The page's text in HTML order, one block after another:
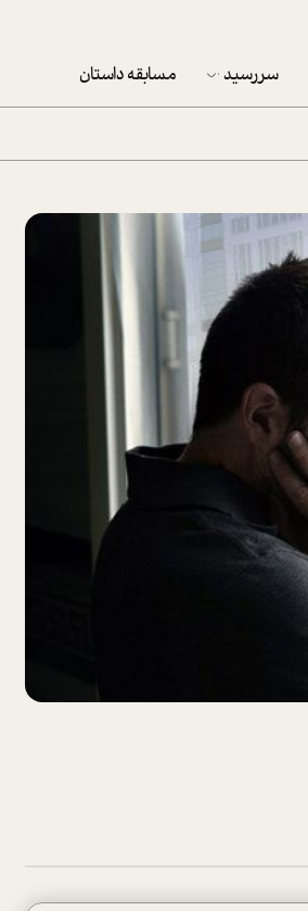
سررسید
پکيج نوروزي موفقيت
تقویم رومیزی
تقویم دیواری
مسابقه داستان